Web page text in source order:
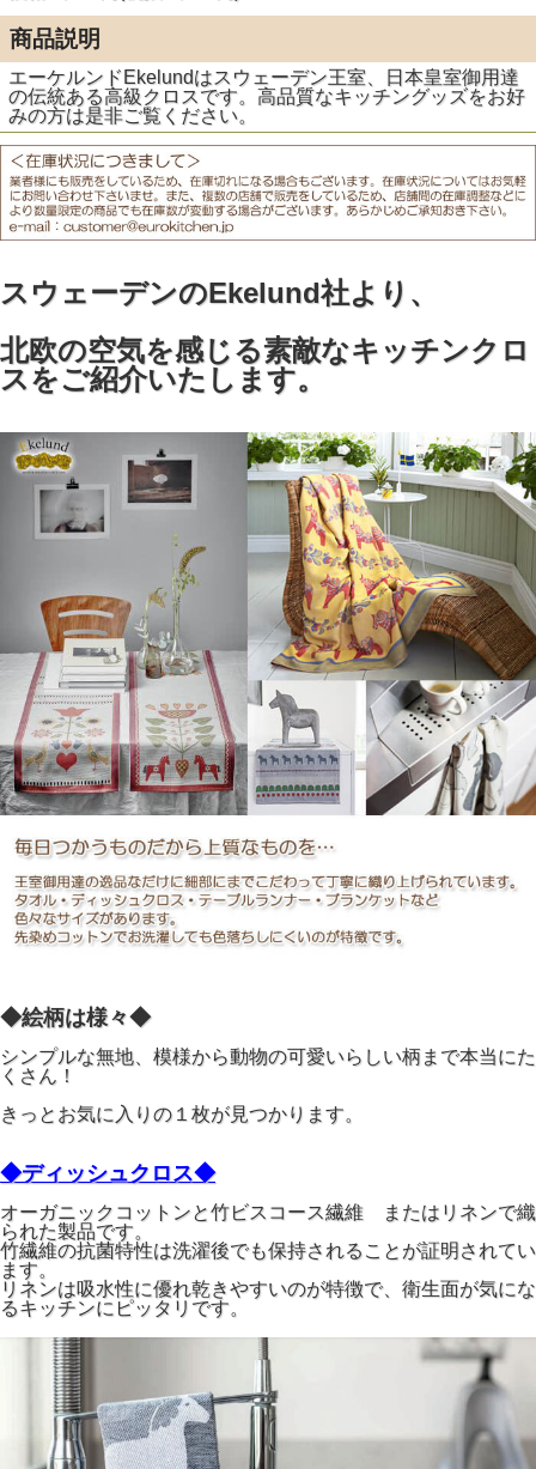
商品説明
エーケルンドEkelundはスウェーデン王室、日本皇室御用達
の伝統ある高級クロスです。高品質なキッチングッズをお好
みの方は是非ご覧ください。
スウェーデンのEkelund社より、
北欧の空気を感じる素敵なキッチンクロ
スをご紹介いたします。
◆絵柄は様々◆
シンプルな無地、模様から動物の可愛いらしい柄まで本当にた
くさん！
きっとお気に入りの１枚が見つかります。
◆ディッシュクロス◆
オーガニックコットンと竹ビスコース繊維 またはリネンで織
られた製品です。
竹繊維の抗菌特性は洗濯後でも保持されることが証明されてい
ます。
リネンは吸水性に優れ乾きやすいのが特徴で、衛生面が気にな
るキッチンにピッタリです。